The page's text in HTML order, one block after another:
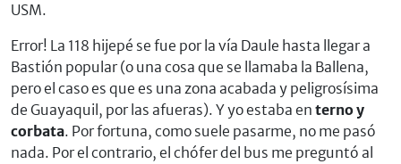
USM.
Error! La 118 hijepé se fue por la vía Daule hasta llegar a
Bastión popular (o una cosa que se llamaba la Ballena,
pero el caso es que es una zona acabada y peligrosísima
de Guayaquil, por las afueras). Y yo estaba en terno y
corbata. Por fortuna, como suele pasarme, no me pasó
nada. Por el contrario, el chófer del bus me preguntó al